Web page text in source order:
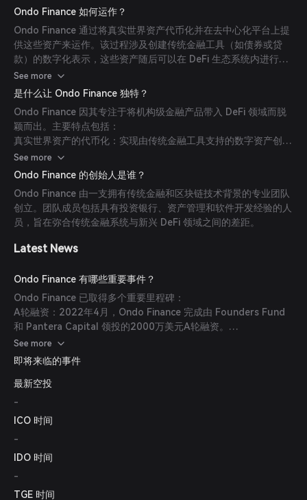
Ondo Finance 如何运作？
Ondo Finance 通过将真实世界资产代币化并在去中心化平台上提
供这些资产来运作。该过程涉及创建传统金融工具（如债券或贷
款）的数字化表示，这些资产随后可以在 DeFi 生态系统内进行交
易或使用。通过这种方式，Ondo Finance 为投资者提供了更广泛
的金融产品接入，同时利用区块链技术的透明性和安全性等优势。
See more
是什么让 Ondo Finance 独特？
Ondo Finance 因其专注于将机构级金融产品带入 DeFi 领域而脱
颖而出。主要特点包括：
真实世界资产的代币化：实现由传统金融工具支持的数字资产创
建。
治理代币（ONDO）：持有者可以参与协议治理，影响资产上市、
生态激励：ONDO 代币供应的大部分被分配用于生态系统增长，
包括向贡献者和战略合作伙伴的奖励。( mexc.com)
See more
Ondo Finance 的创始人是谁？
Ondo Finance 由一支拥有传统金融和区块链技术背景的专业团队
创立。团队成员包括具有投资银行、资产管理和软件开发经验的人
员，旨在弥合传统金融系统与新兴 DeFi 领域之间的差距。
Latest News
Ondo Finance 有哪些重要事件？
Ondo Finance 已取得多个重要里程碑：
A轮融资：2022年4月，Ondo Finance 完成由 Founders Fund
和 Pantera Capital 领投的2000万美元A轮融资。
(coincarp.com
公开代币销售：2022年5月，项目进行了公开代币销售，筹集了
代币生成事件（TGE）：经过全球锁仓期结束，ONDO 代币于
See more
即将来临的事件
最新空投
-
ICO 时间
-
IDO 时间
-
TGE 时间